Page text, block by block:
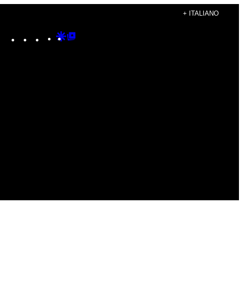
+ ITALIANO
Instagram
TikTokYouTube
Google